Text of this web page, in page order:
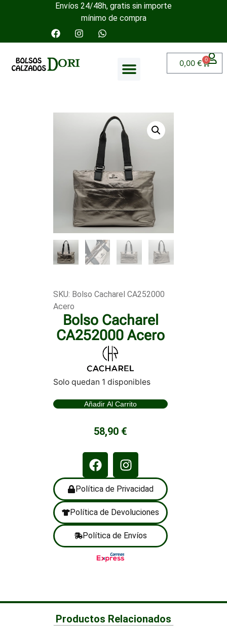
Envíos 24/48h, gratis sin importe
mínimo de compra
0,00 € 0
SKU: Bolso Cacharel CA252000
Acero
Bolso Cacharel
CA252000 Acero
Solo quedan 1 disponibles
Añadir Al Carrito
58,90 €
Política de Privacidad
Política de Devoluciones
Política de Envíos
Productos Relacionados